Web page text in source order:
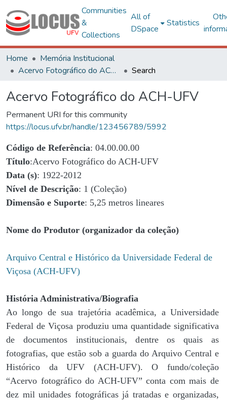
Communities
&
Collections
All of
DSpace
Statistics
Home
Memória Institucional
Acervo Fotográfico do ACH-UFV
Search
Acervo Fotográfico do ACH-UFV
Permanent URI for this community
https://locus.ufv.br/handle/123456789/5992
Código de Referência: 04.00.00.00
Título:Acervo Fotográfico do ACH-UFV
Data (s): 1922-2012
Nível de Descrição: 1 (Coleção)
Dimensão e Suporte: 5,25 metros lineares
Nome do Produtor (organizador da coleção)
Arquivo Central e Histórico da Universidade Federal de
Viçosa (ACH-UFV)
História Administrativa/Biografia
Ao longo de sua trajetória acadêmica, a Universidade
Federal de Viçosa produziu uma quantidade significativa
de documentos institucionais, dentre os quais as
fotografias, que estão sob a guarda do Arquivo Central e
Histórico da UFV (ACH-UFV). O fundo/coleção
“Acervo fotográfico do ACH-UFV” conta com mais de
dez mil unidades fotográficas já tratadas e organizadas,